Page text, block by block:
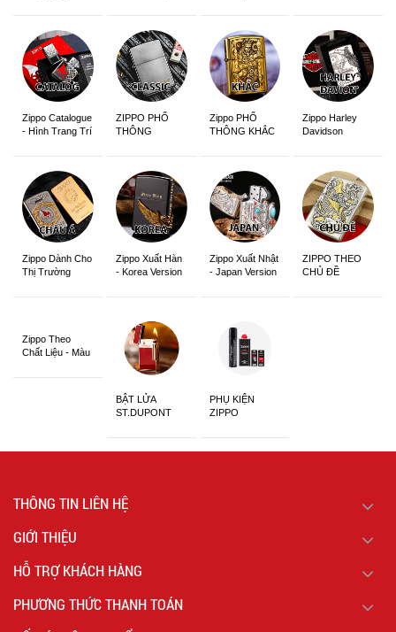
Zippo Catalogue
- Hình Trang Trí
ZIPPO PHỔ
THÔNG
Zippo PHỔ
THÔNG KHẮC
Zippo Harley
Davidson
Zippo Dành Cho
Thị Trường
Zippo Xuất Hàn
- Korea Version
Zippo Xuất Nhật
- Japan Version
ZIPPO THEO
CHỦ ĐỀ
Zippo Theo
Chất Liệu - Màu
BẬT LỬA
ST.DUPONT
PHỤ KIỆN
ZIPPO
THÔNG TIN LIÊN HỆ
GIỚI THIỆU
HỖ TRỢ KHÁCH HÀNG
PHƯƠNG THỨC THANH TOÁN